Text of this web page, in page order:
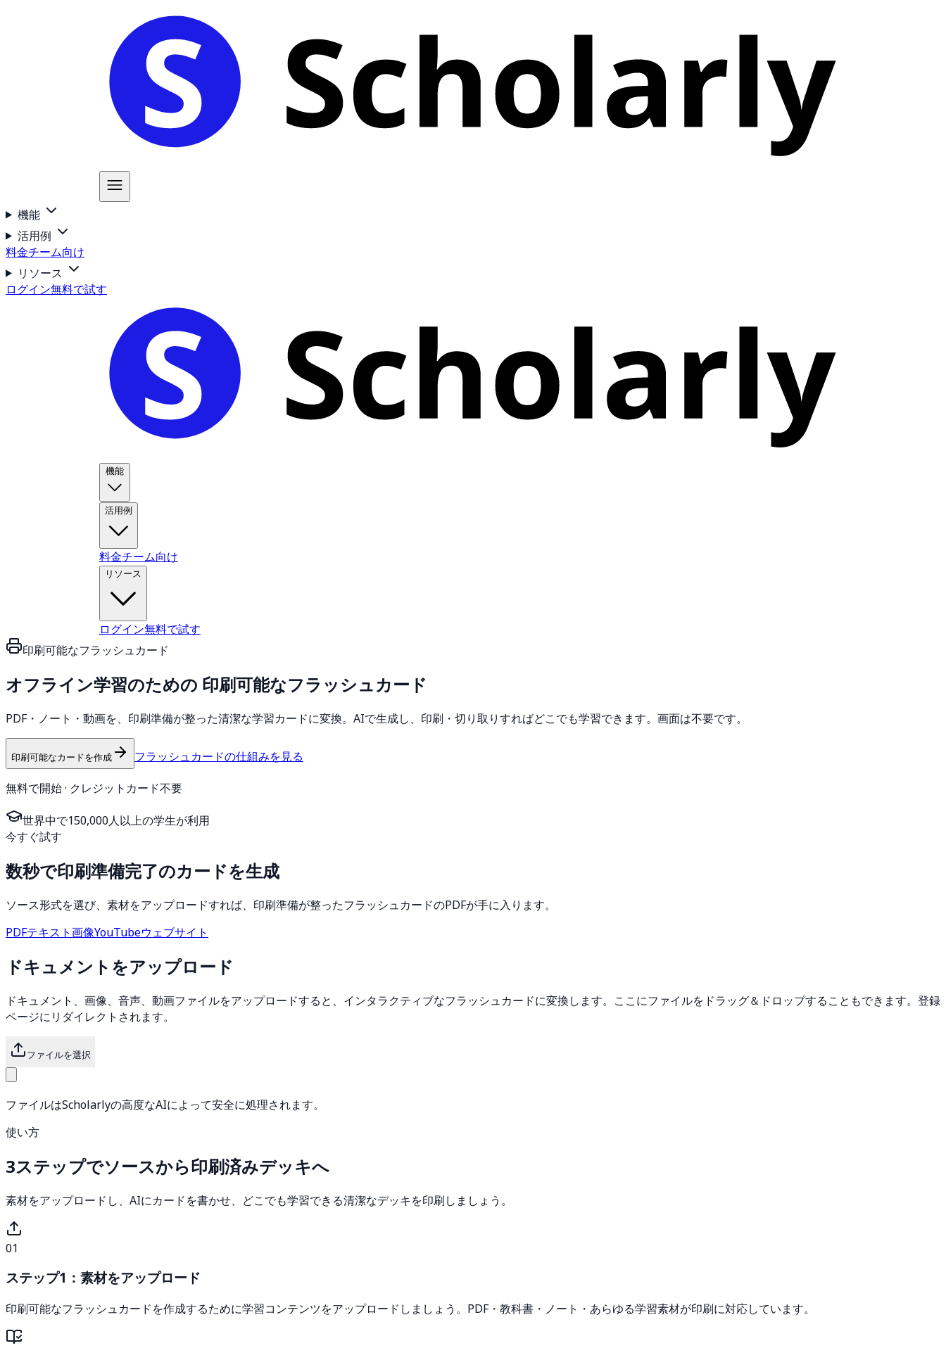
機能
活用例
料金チーム向け
リソース
ログイン無料で試す
機能
活用例
料金チーム向け
リソース
ログイン無料で試す
印刷可能なフラッシュカード
オフライン学習のための 印刷可能なフラッシュカード
PDF・ノート・動画を、印刷準備が整った清潔な学習カードに変換。AIで生成し、印刷・切り取りすればどこでも学習できます。画面は不要です。
印刷可能なカードを作成 フラッシュカードの仕組みを見る
無料で開始 · クレジットカード不要
世界中で150,000人以上の学生が利用
今すぐ試す
数秒で印刷準備完了のカードを生成
ソース形式を選び、素材をアップロードすれば、印刷準備が整ったフラッシュカードのPDFが手に入ります。
PDFテキスト画像YouTubeウェブサイト
ドキュメントをアップロード
ドキュメント、画像、音声、動画ファイルをアップロードすると、インタラクティブなフラッシュカードに変換します。ここにファイルをドラッグ＆ドロップすることもできます。登録
ページにリダイレクトされます。
ファイルを選択
ファイルはScholarlyの高度なAIによって安全に処理されます。
使い方
3ステップでソースから印刷済みデッキへ
素材をアップロードし、AIにカードを書かせ、どこでも学習できる清潔なデッキを印刷しましょう。
01
ステップ1：素材をアップロード
印刷可能なフラッシュカードを作成するために学習コンテンツをアップロードしましょう。PDF・教科書・ノート・あらゆる学習素材が印刷に対応しています。